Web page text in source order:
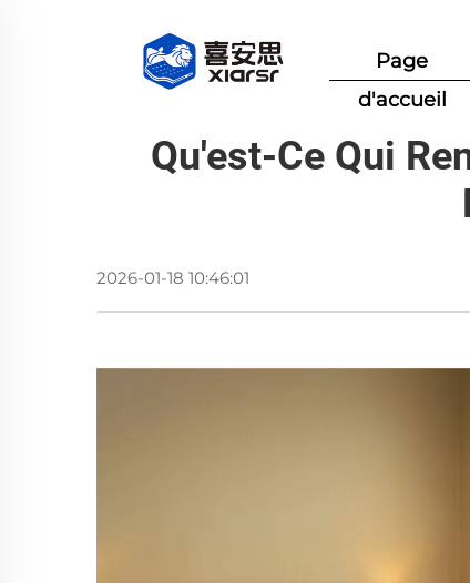
Page
d'accueil
Qu'est-Ce Qui
2026-01-18 10:46:01